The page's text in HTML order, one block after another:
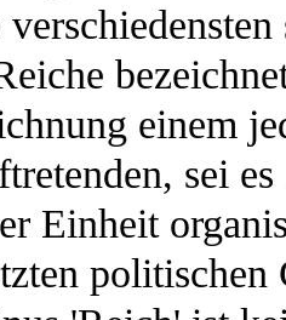
einem
sei
Einheit